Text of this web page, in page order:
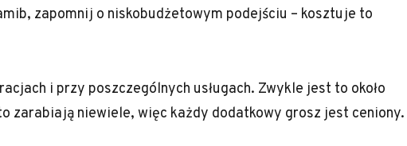
zapomnij o niskobudżetowym podejściu – kosztuje to
i przy poszczególnych usługach. Zwykle jest to około
zarabiają niewiele, więc każdy dodatkowy grosz jest ceniony.